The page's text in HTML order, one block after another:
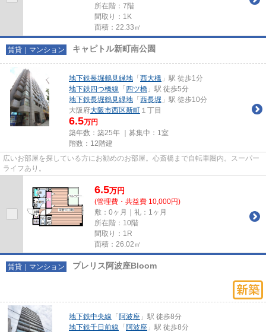
所在階：7階
間取り：1K
面積：22.33㎡
賃貸｜マンション キャピトル新町南公園
地下鉄長堀鶴見緑地 「 西大橋 」駅 徒歩1分
地下鉄四つ橋線 「 四ツ橋 」駅 徒歩5分
地下鉄長堀鶴見緑地 「 西長堀 」駅 徒歩10分
大阪府大阪市西区新町 １丁目
6.5万円
築年数：築25年 ｜募集中： 1室
階数：12階建
広いお部屋を探している方にお勧めのお部屋。心斎橋まで自転車圏内。スーパー
ライフあり。
6.5万円
(管理費・共益費 10,000円)
敷：0ヶ月｜礼：1ヶ月
所在階：10階
間取り：1R
面積：26.02㎡
賃貸｜マンション プレリス阿波座Bloom
地下鉄中央線 「 阿波座 」駅 徒歩8分
地下鉄千日前線 「 阿波座 」駅 徒歩8分